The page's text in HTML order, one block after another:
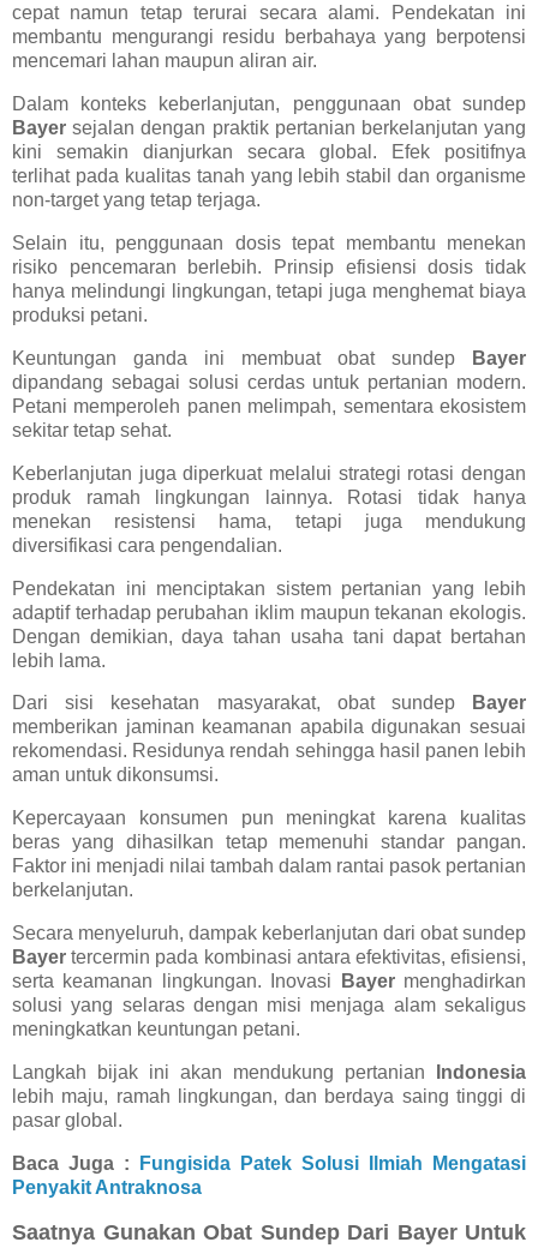
cepat namun tetap terurai secara alami. Pendekatan ini
membantu mengurangi residu berbahaya yang berpotensi
mencemari lahan maupun aliran air.
Dalam konteks keberlanjutan, penggunaan obat sundep
Bayer sejalan dengan praktik pertanian berkelanjutan yang
kini semakin dianjurkan secara global. Efek positifnya
terlihat pada kualitas tanah yang lebih stabil dan organisme
non-target yang tetap terjaga.
Selain itu, penggunaan dosis tepat membantu menekan
risiko pencemaran berlebih. Prinsip efisiensi dosis tidak
hanya melindungi lingkungan, tetapi juga menghemat biaya
produksi petani.
Keuntungan ganda ini membuat obat sundep
Bayer
dipandang sebagai solusi cerdas untuk pertanian modern.
Petani memperoleh panen melimpah, sementara ekosistem
sekitar tetap sehat.
Keberlanjutan juga diperkuat melalui strategi rotasi dengan
produk ramah lingkungan lainnya. Rotasi tidak hanya
menekan resistensi hama, tetapi juga mendukung
diversifikasi cara pengendalian.
Pendekatan ini menciptakan sistem pertanian yang lebih
adaptif terhadap perubahan iklim maupun tekanan ekologis.
Dengan demikian, daya tahan usaha tani dapat bertahan
lebih lama.
Dari sisi kesehatan masyarakat, obat sundep
Bayer
memberikan jaminan keamanan apabila digunakan sesuai
rekomendasi. Residunya rendah sehingga hasil panen lebih
aman untuk dikonsumsi.
Kepercayaan konsumen pun meningkat karena kualitas
beras yang dihasilkan tetap memenuhi standar pangan.
Faktor ini menjadi nilai tambah dalam rantai pasok pertanian
berkelanjutan.
Secara menyeluruh, dampak keberlanjutan dari obat sundep
Bayer tercermin pada kombinasi antara efektivitas, efisiensi,
serta keamanan lingkungan. Inovasi
Bayermenghadirkan
solusi yang selaras dengan misi menjaga alam sekaligus
meningkatkan keuntungan petani.
Langkah bijak ini akan mendukung pertanian
Indonesia
lebih maju, ramah lingkungan, dan berdaya saing tinggi di
pasar global.
Baca Juga :
Fungisida Patek Solusi Ilmiah Mengatasi
Penyakit Antraknosa
Saatnya Gunakan Obat Sundep Dari Bayer Untuk